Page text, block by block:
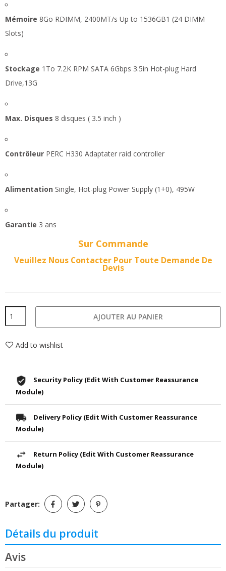
Mémoire 8Go RDIMM, 2400MT/s Up to 1536GB1 (24 DIMM
Slots)
Stockage 1To 7.2K RPM SATA 6Gbps 3.5in Hot-plug Hard
Drive,13G
Max. Disques 8 disques ( 3.5 inch )
Contrôleur PERC H330 Adaptater raid controller
Alimentation Single, Hot-plug Power Supply (1+0), 495W
Garantie 3 ans
Sur Commande
Veuillez Nous Contacter Pour Toute Demande De
Devis
AJOUTER AU PANIER
Add to wishlist
Security Policy (edit With Customer Reassurance
Module)
Delivery Policy (edit With Customer Reassurance
Module)
Return Policy (edit With Customer Reassurance
Module)
Partager:
Détails du produit
Avis